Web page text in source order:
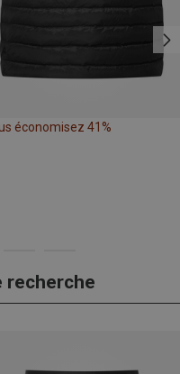
économisez 41%
recherche